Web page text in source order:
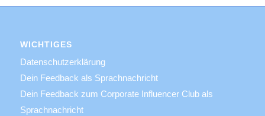
WICHTIGES
Datenschutzerklärung
Dein Feedback als Sprachnachricht
Dein Feedback zum Corporate Influencer Club als
Sprachnachricht